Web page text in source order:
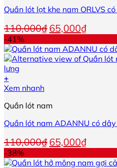
nhiều
biến
thể.
Các
tùy
chọn
có
thể
được
chọn
trên
trang
sản
phẩm
Quần lót lọt khe nam ORLVS
110,000₫ Giá
gốc
là:
110,000₫.
65,000₫Giá
hiện
tại
là:
-41%
+
Sản
này
nhiều
biến
thể.
Các
tùy
Xem nhanh
Quần lót nam
Quần lót nam ADANNU có
110,000₫ Giá
gốc
là:
65,000₫Giá
hiện
tại
-38%